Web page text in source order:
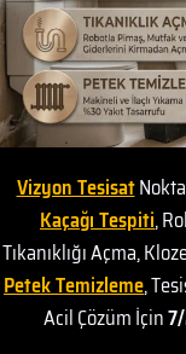
Vizyon Tesisat
Kaçağı Tespiti,
Tıkanıklığı Açma,
Petek Temizleme,
Acil Çözüm İçin